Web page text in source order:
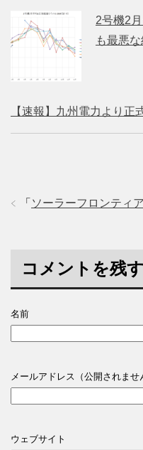
2号機2
も最悪
【速報】九州電力より
「 ソーラーフロンティ
コメントを残す
名前
メールアドレス（公開されませ
ウェブサイト